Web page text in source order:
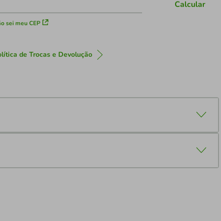
sei meu CEP
Calcular
de Trocas e Devolução